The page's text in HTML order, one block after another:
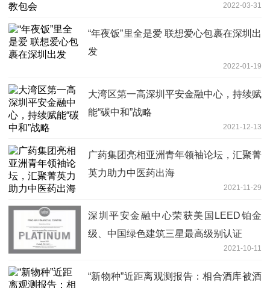
2022-03-31
“年夜饭”里全是爱 联想爱心包裹在深圳出
发
2022-01-19
大湾区第一高深圳平安金融中心，持续赋
能“碳中和”战略
2021-12-13
广药集团亮相亚洲青年领袖论坛，汇聚菁
英力助力中医药出海
2021-11-29
深圳平安金融中心荣获美国LEED铂金
级、中国绿色建筑三星最高级别认证
2021-10-11
“新物种”近距离观测报告：相合酒库被酒